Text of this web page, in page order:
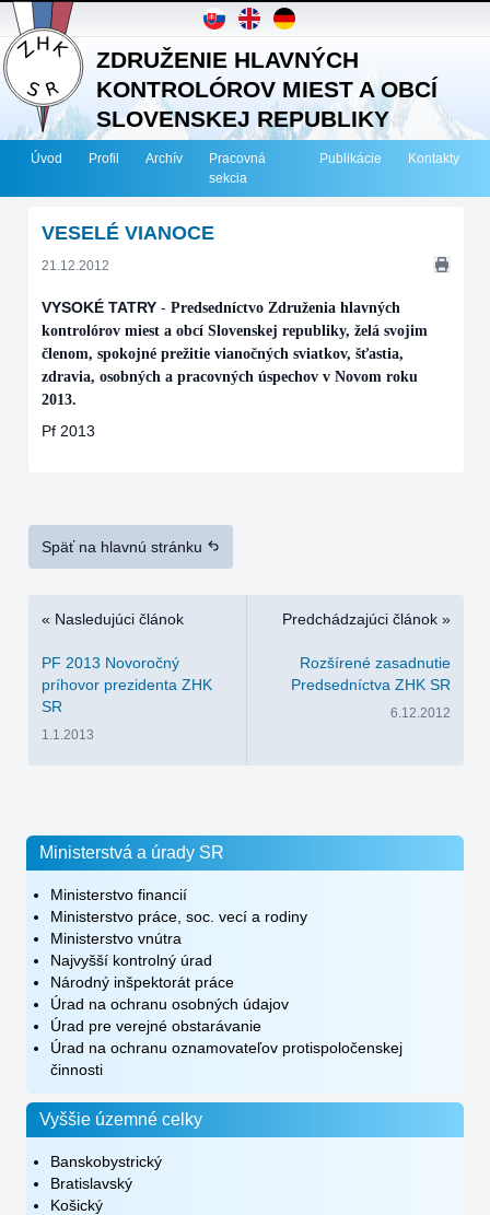
ZDRUŽENIE HLAVNÝCH
KONTROLÓROV MIEST A OBCÍ
SLOVENSKEJ REPUBLIKY
Úvod Profil Archív
Pracovná
sekcia
Publikácie Kontakty
Ministerstvá a úrady SR
Ministerstvo financií
Ministerstvo práce, soc. vecí a rodiny
Ministerstvo vnútra
Najvyšší kontrolný úrad
Národný inšpektorát práce
Úrad na ochranu osobných údajov
Úrad pre verejné obstarávanie
Úrad na ochranu oznamovateľov protispoločenskej
činnosti
Vyššie územné celky
Banskobystrický
Bratislavský
Košický
VESELÉ VIANOCE
21.12.2012
VYSOKÉ TATRY - Predsedníctvo Združenia hlavných
kontrolórov miest a obcí Slovenskej republiky, želá svojim
členom, spokojné prežitie vianočných sviatkov, šťastia,
zdravia, osobných a pracovných úspechov v Novom roku
2013.
Pf 2013
Späť na hlavnú stránku
« Nasledujúci článok
PF 2013 Novoročný
príhovor prezidenta ZHK
SR
1.1.2013
Predchádzajúci článok »
Rozšírené zasadnutie
Predsedníctva ZHK SR
6.12.2012